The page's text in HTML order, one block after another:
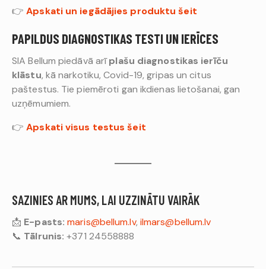
👉Apskati un iegādājies produktu šeit
PAPILDUS DIAGNOSTIKAS TESTI UN IERĪCES
SIA Bellum piedāvā arīplašu diagnostikas ierīču
klāstu, kā narkotiku, Covid-19, gripas un citus
paštestus. Tie piemēroti gan ikdienas lietošanai, gan
uzņēmumiem.
👉Apskati visus testus šeit
SAZINIES AR MUMS, LAI UZZINĀTU VAIRĀK
📩 E-pasts: maris@bellum.lv, ilmars@bellum.lv
📞 Tālrunis: +371 24558888